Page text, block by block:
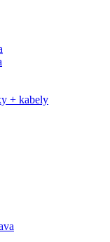
+ kabely